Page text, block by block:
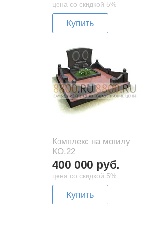
цена со скидкой 5%
Купить
Комплекс на могилу
KO.22
400 000 руб.
цена со скидкой 5%
Купить